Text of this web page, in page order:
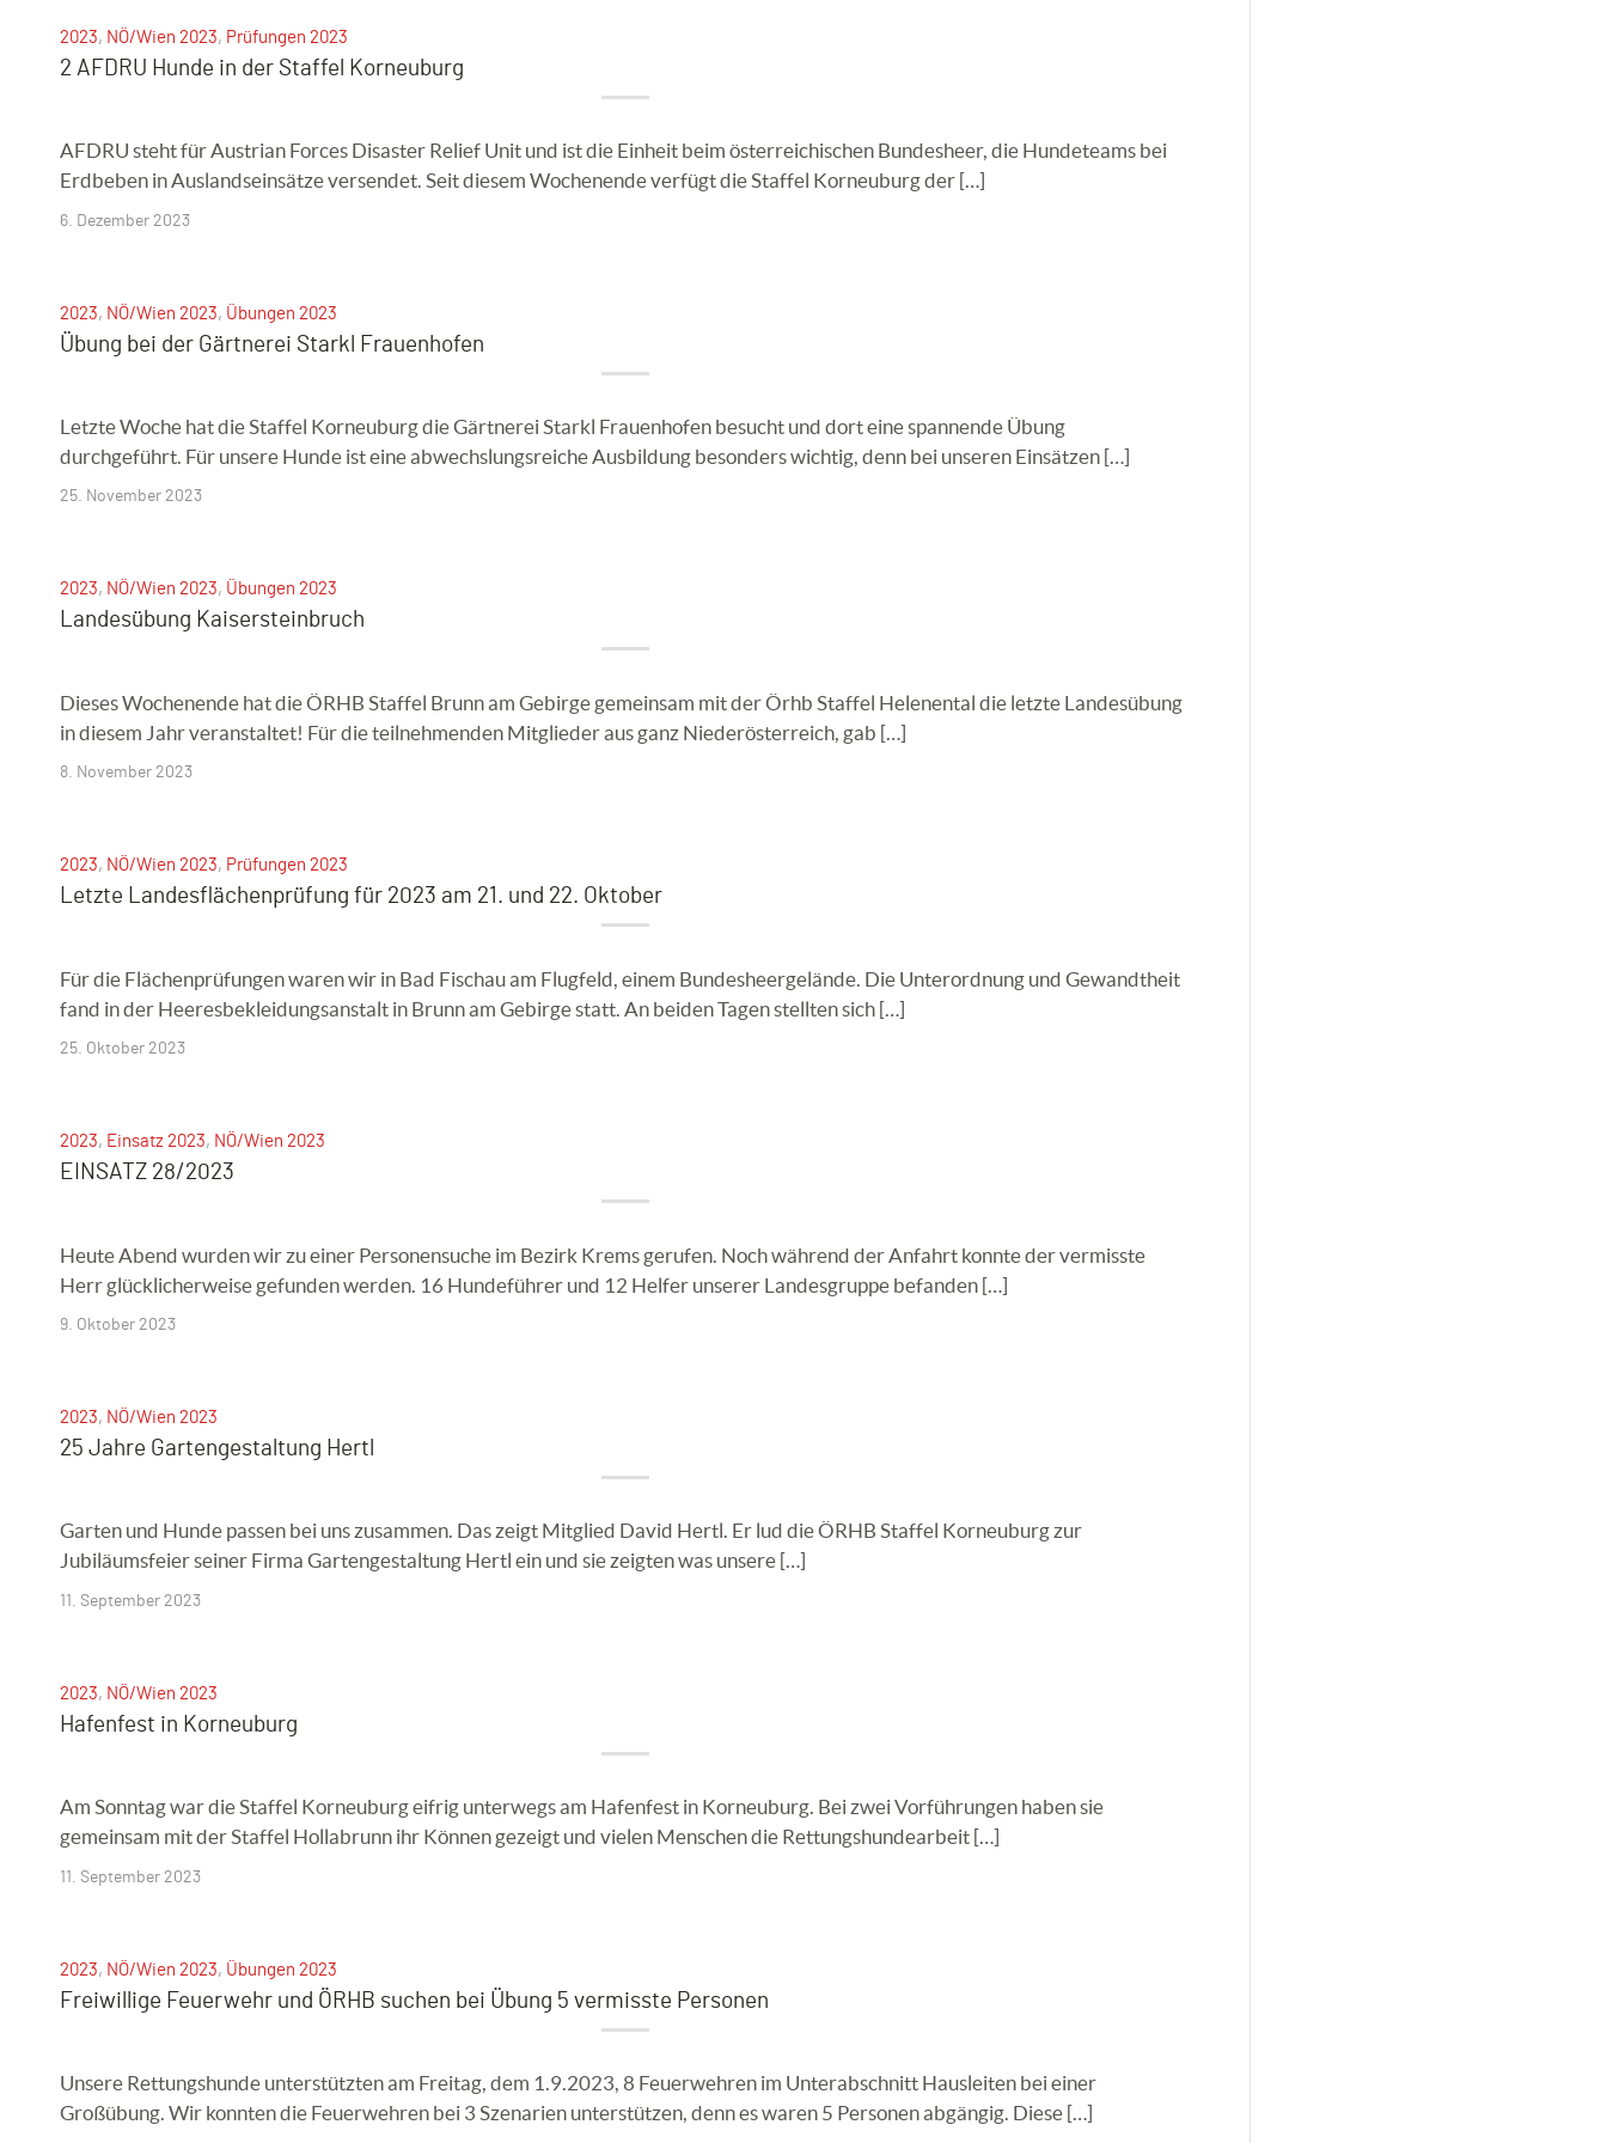
2023, NÖ/Wien 2023, Prüfungen 2023
2 AFDRU Hunde in der Staffel Korneuburg
AFDRU steht für Austrian Forces Disaster Relief Unit und ist die Einheit beim österreichischen Bundesheer, die Hundeteams bei
Erdbeben in Auslandseinsätze versendet. Seit diesem Wochenende verfügt die Staffel Korneuburg der […]
6. Dezember 2023
2023, NÖ/Wien 2023, Übungen 2023
Übung bei der Gärtnerei Starkl Frauenhofen
Letzte Woche hat die Staffel Korneuburg die Gärtnerei Starkl Frauenhofen besucht und dort eine spannende Übung
durchgeführt. Für unsere Hunde ist eine abwechslungsreiche Ausbildung besonders wichtig, denn bei unseren Einsätzen […]
25. November 2023
2023, NÖ/Wien 2023, Übungen 2023
Landesübung Kaisersteinbruch
Dieses Wochenende hat die ÖRHB Staffel Brunn am Gebirge gemeinsam mit der Örhb Staffel Helenental die letzte Landesübung
in diesem Jahr veranstaltet! Für die teilnehmenden Mitglieder aus ganz Niederösterreich, gab […]
8. November 2023
2023, NÖ/Wien 2023, Prüfungen 2023
Letzte Landesflächenprüfung für 2023 am 21. und 22. Oktober
Für die Flächenprüfungen waren wir in Bad Fischau am Flugfeld, einem Bundesheergelände. Die Unterordnung und Gewandtheit
fand in der Heeresbekleidungsanstalt in Brunn am Gebirge statt. An beiden Tagen stellten sich […]
25. Oktober 2023
2023, Einsatz 2023, NÖ/Wien 2023
EINSATZ 28/2023
Heute Abend wurden wir zu einer Personensuche im Bezirk Krems gerufen. Noch während der Anfahrt konnte der vermisste
Herr glücklicherweise gefunden werden. 16 Hundeführer und 12 Helfer unserer Landesgruppe befanden […]
9. Oktober 2023
2023, NÖ/Wien 2023
25 Jahre Gartengestaltung Hertl
Garten und Hunde passen bei uns zusammen. Das zeigt Mitglied David Hertl. Er lud die ÖRHB Staffel Korneuburg zur
Jubiläumsfeier seiner Firma Gartengestaltung Hertl ein und sie zeigten was unsere […]
11. September 2023
2023, NÖ/Wien 2023
Hafenfest in Korneuburg
Am Sonntag war die Staffel Korneuburg eifrig unterwegs am Hafenfest in Korneuburg. Bei zwei Vorführungen haben sie
gemeinsam mit der Staffel Hollabrunn ihr Können gezeigt und vielen Menschen die Rettungshundearbeit […]
11. September 2023
2023, NÖ/Wien 2023, Übungen 2023
Freiwillige Feuerwehr und ÖRHB suchen bei Übung 5 vermisste Personen
Unsere Rettungshunde unterstützten am Freitag, dem 1.9.2023, 8 Feuerwehren im Unterabschnitt Hausleiten bei einer
Großübung. Wir konnten die Feuerwehren bei 3 Szenarien unterstützen, denn es waren 5 Personen abgängig. Diese […]